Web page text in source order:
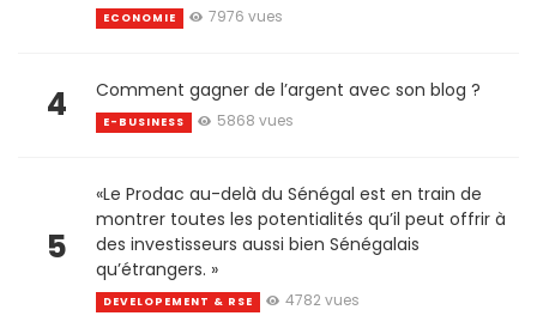
ECONOMIE 7976 vues
4 Comment gagner de l’argent avec son blog ?
E-BUSINESS 5868 vues
5
«Le Prodac au-delà du Sénégal est en train de
montrer toutes les potentialités qu’il peut offrir à
des investisseurs aussi bien Sénégalais
qu’étrangers. »
DEVELOPEMENT & RSE 4782 vues